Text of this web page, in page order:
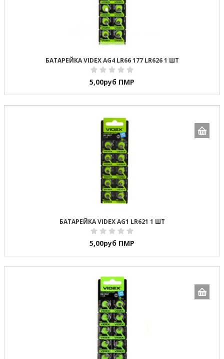
БАТАРЕЙКА VIDEX AG4 LR66 177 LR626 1 ШТ
5,00руб ПМР
БАТАРЕЙКА VIDEX AG1 LR621 1 ШТ
5,00руб ПМР